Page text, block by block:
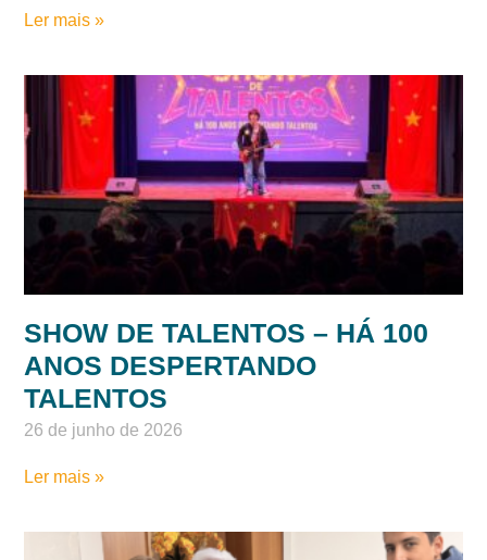
Ler mais »
SHOW DE TALENTOS – HÁ 100
ANOS DESPERTANDO
TALENTOS
26 de junho de 2026
Ler mais »